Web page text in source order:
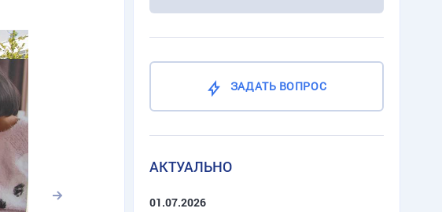
ЗАДАТЬ ВОПРОС
АКТУАЛЬНО
01.07.2026